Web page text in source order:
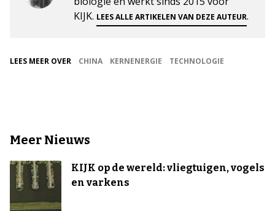
KIJK. LEES ALLE ARTIKELEN VAN DEZE AUTEUR.
LEES MEER OVER CHINA KERNENERGIE TECHNOLOGIE
Meer Nieuws
KIJK op de wereld: vliegtuigen, vogels
en varkens